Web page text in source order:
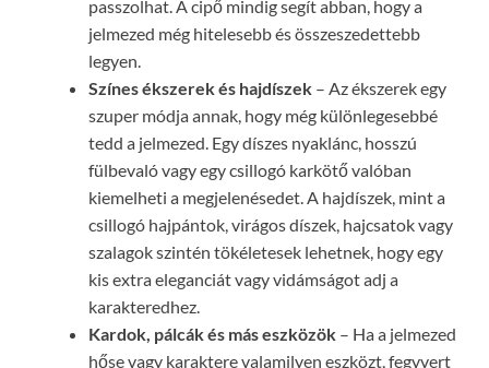
passzolhat. A cipő mindig segít abban, hogy a
jelmezed még hitelesebb és összeszedettebb
legyen.
Színes ékszerek és hajdíszek – Az ékszerek egy
szuper módja annak, hogy még különlegesebbé
tedd a jelmezed. Egy díszes nyaklánc, hosszú
fülbevaló vagy egy csillogó karkötő valóban
kiemelheti a megjelenésedet. A hajdíszek, mint a
csillogó hajpántok, virágos díszek, hajcsatok vagy
szalagok szintén tökéletesek lehetnek, hogy egy
kis extra eleganciát vagy vidámságot adj a
karakteredhez.
Kardok, pálcák és más eszközök – Ha a jelmezed
hőse vagy karaktere valamilyen eszközt, fegyvert